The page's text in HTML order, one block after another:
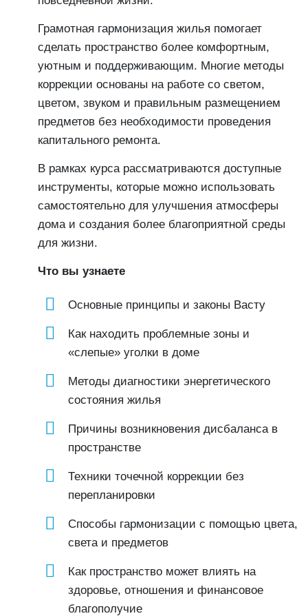
Грамотная гармонизация жилья помогает
сделать пространство более комфортным,
уютным и поддерживающим. Многие методы
коррекции основаны на работе со светом,
цветом, звуком и правильным размещением
предметов без необходимости проведения
капитального ремонта.
В рамках курса рассматриваются доступные
инструменты, которые можно использовать
самостоятельно для улучшения атмосферы
дома и создания более благоприятной среды
для жизни.
Что вы узнаете
Основные принципы и законы Васту
Как находить проблемные зоны и
«слепые» уголки в доме
Методы диагностики энергетического
состояния жилья
Причины возникновения дисбаланса в
пространстве
Техники точечной коррекции без
перепланировки
Способы гармонизации с помощью цвета,
света и предметов
Как пространство может влиять на
здоровье, отношения и финансовое
благополучие